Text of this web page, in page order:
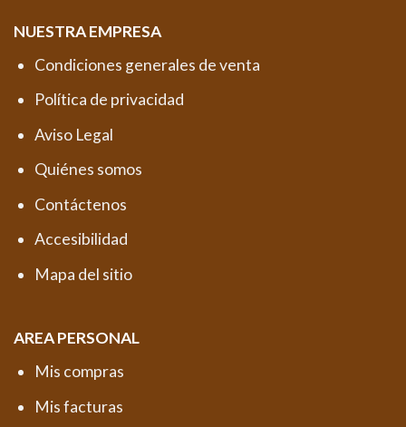
NUESTRA EMPRESA
Condiciones generales de venta
Política de privacidad
Aviso Legal
Quiénes somos
Contáctenos
Accesibilidad
Mapa del sitio
AREA PERSONAL
Mis compras
Mis facturas